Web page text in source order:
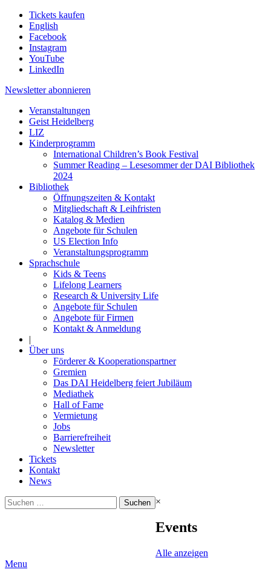
Tickets kaufen
English
Facebook
Instagram
YouTube
LinkedIn
Newsletter abonnieren
Veranstaltungen
Geist Heidelberg
LIZ
Kinderprogramm
International Children’s Book Festival
Summer Reading – Lesesommer der DAI Bibliothek
2024
Bibliothek
Öffnungszeiten & Kontakt
Mitgliedschaft & Leihfristen
Katalog & Medien
Angebote für Schulen
US Election Info
Veranstaltungsprogramm
Sprachschule
Kids & Teens
Lifelong Learners
Research & University Life
Angebote für Schulen
Angebote für Firmen
Kontakt & Anmeldung
|
Über uns
Förderer & Kooperationspartner
Gremien
Das DAI Heidelberg feiert Jubiläum
Mediathek
Hall of Fame
Vermietung
Jobs
Barrierefreiheit
Newsletter
Tickets
Kontakt
News
Suchen
nach:
×
Events
Alle anzeigen
Menu